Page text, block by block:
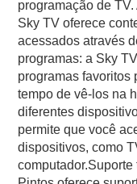
programação de
Sky TV oferece
acessados através
programas: a Sky
programas favoritos
tempo de vê-los na
diferentes
permite que você
dispositivos, como